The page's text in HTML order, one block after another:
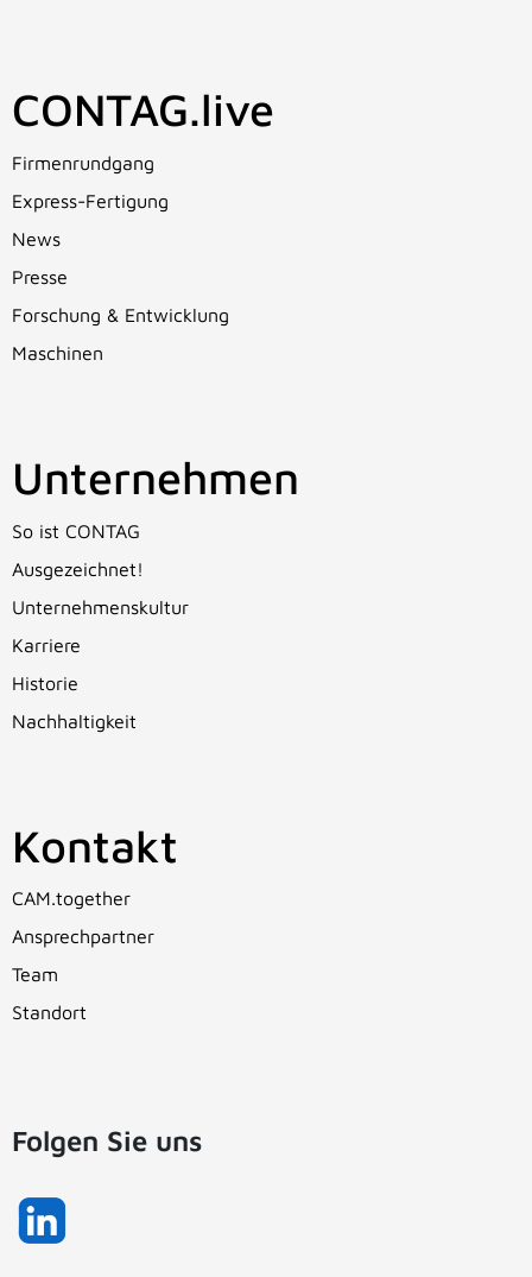
CONTAG.live
Firmenrundgang
Express-Fertigung
News
Presse
Forschung & Entwicklung
Maschinen
Unternehmen
So ist CONTAG
Ausgezeichnet!
Unternehmenskultur
Karriere
Historie
Nachhaltigkeit
Kontakt
CAM.together
Ansprechpartner
Team
Standort
Folgen Sie uns